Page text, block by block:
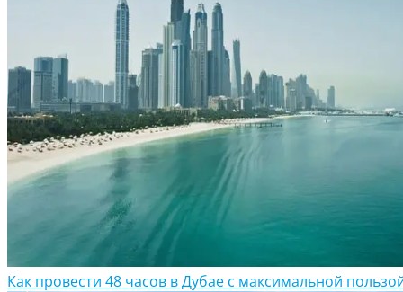
Как провести 48 часов в Дубае с максимальной